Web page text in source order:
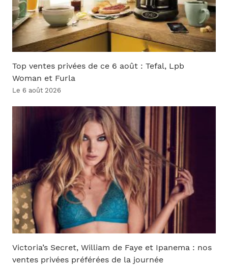
Top ventes privées de ce 6 août : Tefal, Lpb
Woman et Furla
Le 6 août 2026
Victoria’s Secret, William de Faye et Ipanema : nos
ventes privées préférées de la journée